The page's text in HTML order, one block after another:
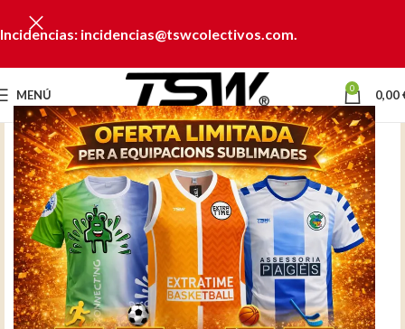
Incidencias: incidencias@tswcolectivos.com.
MENÚ 0 0,00